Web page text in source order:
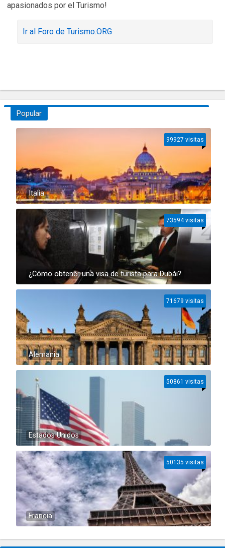
apasionados por el Turismo!
Ir al Foro de Turismo.ORG
Popular
Italia
99927 visitas
¿Cómo obtener una visa de turista para Dubái?
73594 visitas
Alemania
71679 visitas
Estados Unidos
50861 visitas
Francia
50135 visitas